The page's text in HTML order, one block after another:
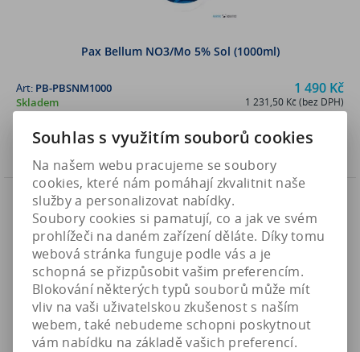
Pax Bellum NO3/Mo 5% Sol (1000ml)
1 490 Kč
1 231,50 Kč (bez DPH)
Art: PB-PBSNM1000
Skladem
Koupit
Náš TIP
Souhlas s využitím souborů cookies
Na našem webu pracujeme se soubory
cookies, které nám pomáhají zkvalitnit naše
služby a personalizovat nabídky.
Soubory cookies si pamatují, co a jak ve svém
prohlížeči na daném zařízení děláte. Díky tomu
webová stránka funguje podle vás a je
schopná se přizpůsobit vašim preferencím.
Blokování některých typů souborů může mít
vliv na vaši uživatelskou zkušenost s naším
webem, také nebudeme schopni poskytnout
vám nabídku na základě vašich preferencí.